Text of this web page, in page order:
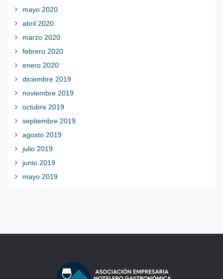
mayo 2020
abril 2020
marzo 2020
febrero 2020
enero 2020
diciembre 2019
noviembre 2019
octubre 2019
septiembre 2019
agosto 2019
julio 2019
junio 2019
mayo 2019